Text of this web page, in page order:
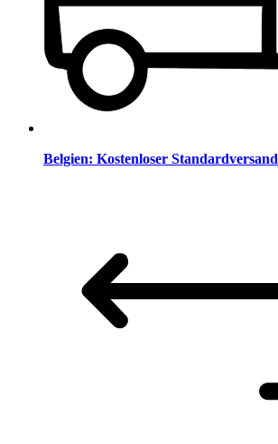
Belgien: Kostenloser Standardversand